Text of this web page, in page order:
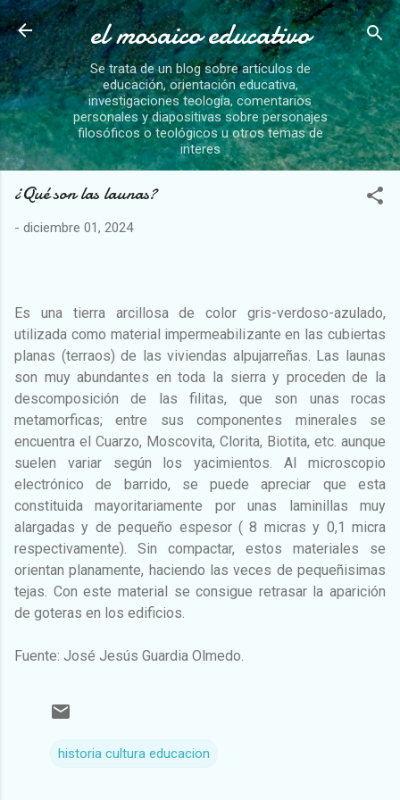
Ir al contenido principal
el mosaico educativo
Se trata de un blog sobre artículos de
educación, orientación educativa,
investigaciones teología, comentarios
personales y diapositivas sobre personajes
filosóficos o teológicos u otros temas de
interes
¿Qué son las launas?
- diciembre 01, 2024
Es una tierra arcillosa de color gris-verdoso-azulado,
utilizada como material impermeabilizante en las cubiertas
planas (terraos) de las viviendas alpujarreñas. Las launas
son muy abundantes en toda la sierra y proceden de la
descomposición de las filitas, que son unas rocas
metamorficas; entre sus componentes minerales se
encuentra el Cuarzo, Moscovita, Clorita, Biotita, etc. aunque
suelen variar según los yacimientos. Al microscopio
electrónico de barrido, se puede apreciar que esta
constituida mayoritariamente por unas laminillas muy
alargadas y de pequeño espesor ( 8 micras y 0,1 micra
respectivamente). Sin compactar, estos materiales se
orientan planamente, haciendo las veces de pequeñisimas
tejas. Con este material se consigue retrasar la aparición
de goteras en los edificios.
Fuente: José Jesús Guardia Olmedo.
historia cultura educacion